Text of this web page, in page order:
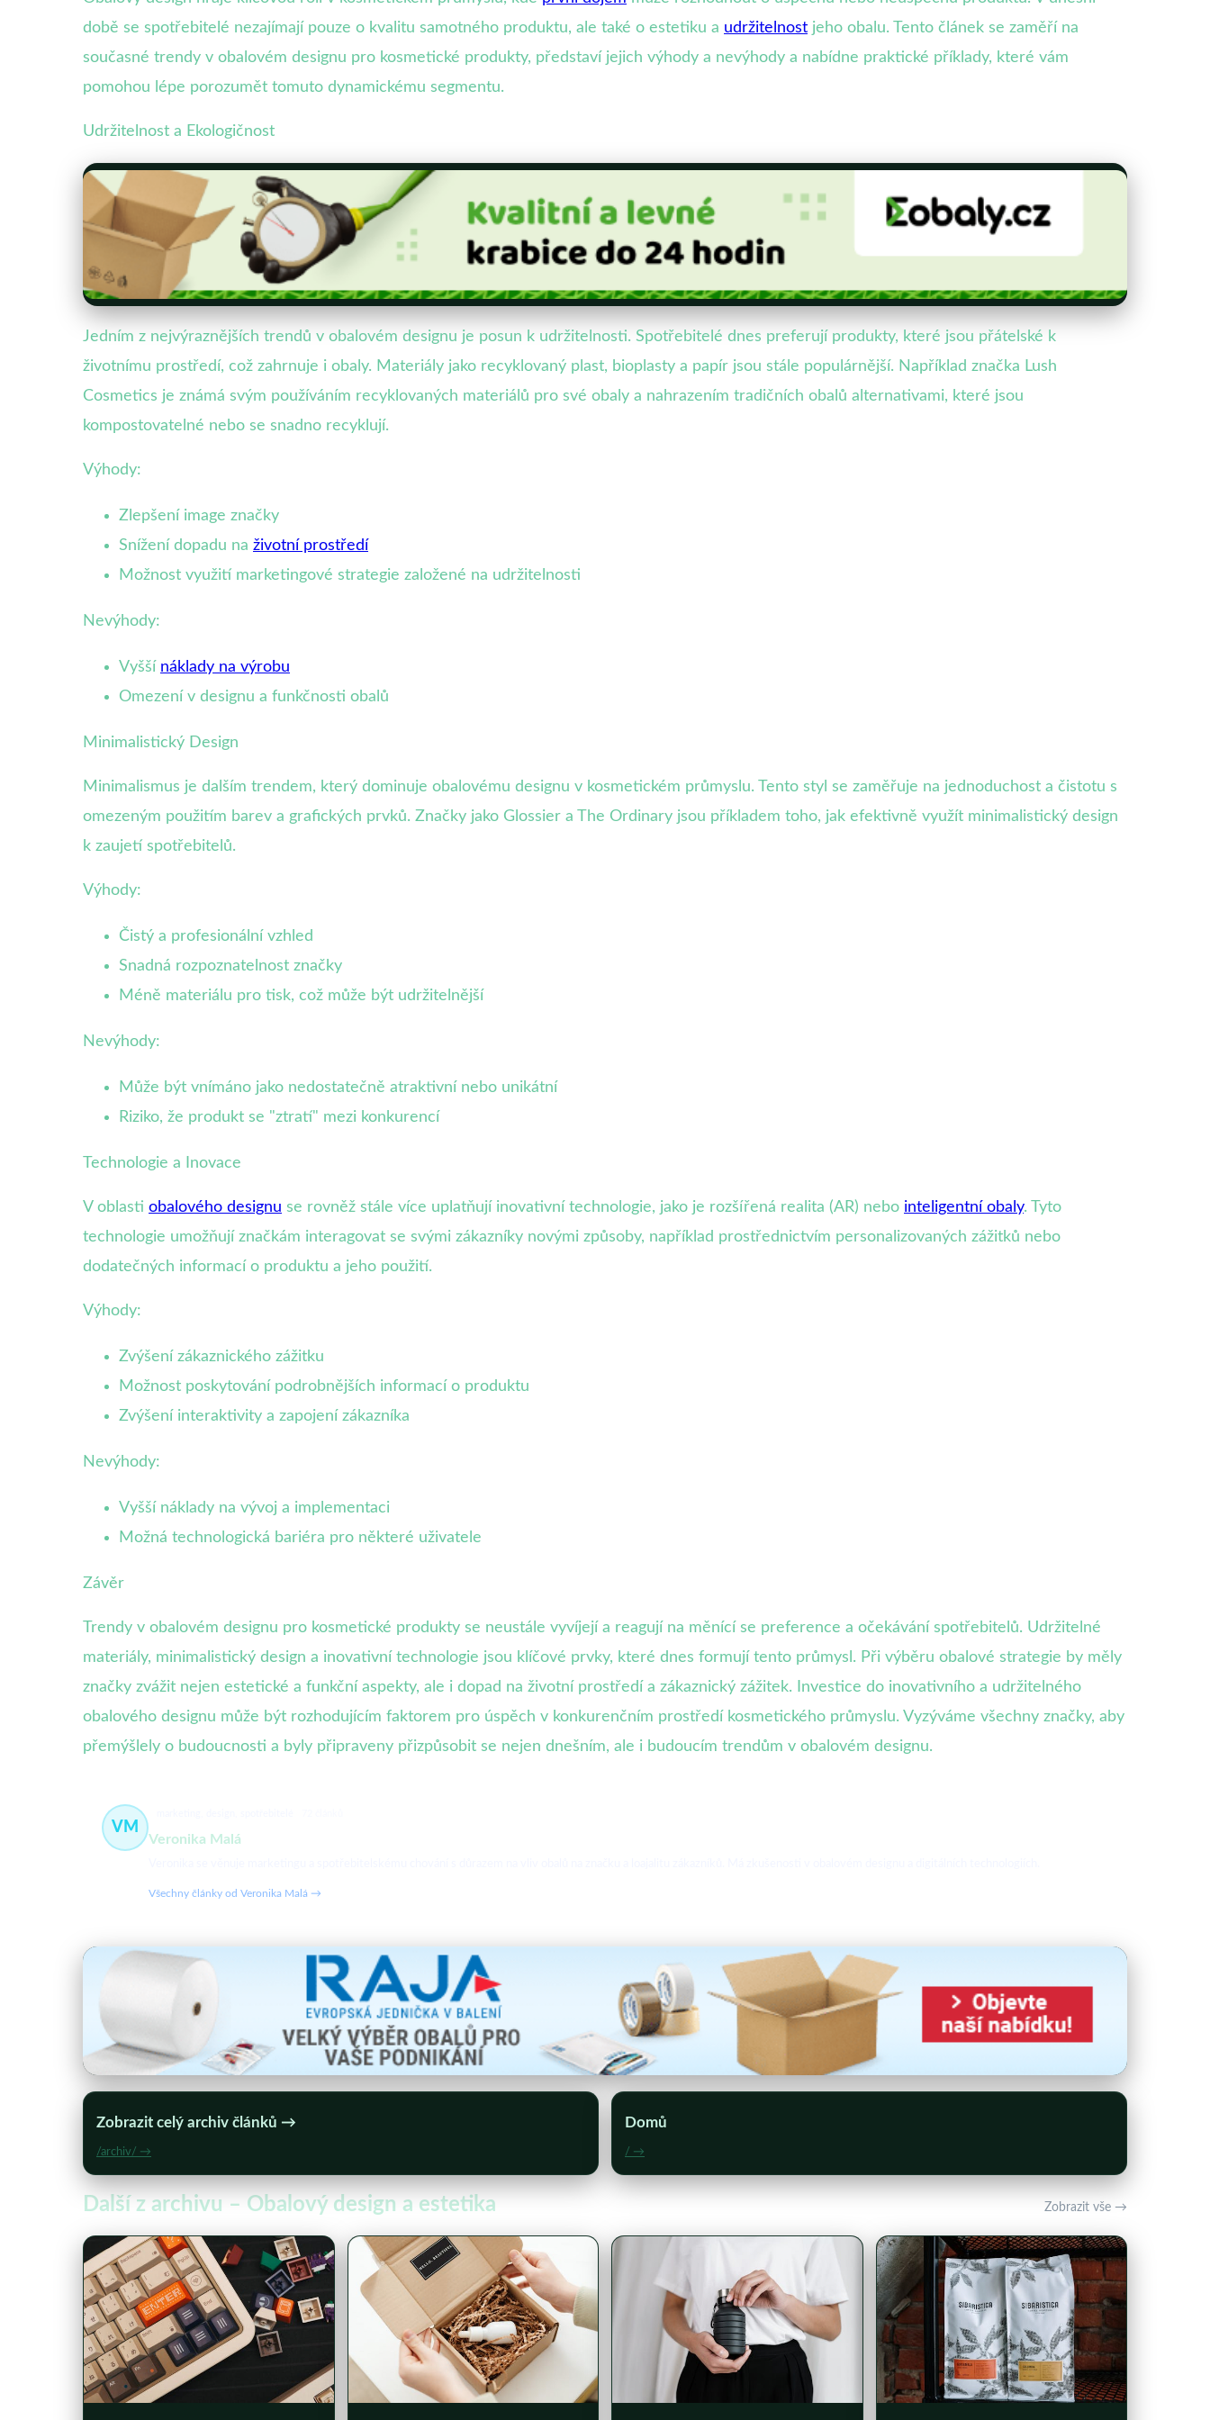
době se spotřebitelé nezajímají pouze o kvalitu samotného produktu, ale také o estetiku a udržitelnost jeho obalu. Tento článek se zaměří na
současné trendy v obalovém designu pro kosmetické produkty, představí jejich výhody a nevýhody a nabídne praktické příklady, které vám
pomohou lépe porozumět tomuto dynamickému segmentu.
Udržitelnost a Ekologičnost
Jedním z nejvýraznějších trendů v obalovém designu je posun k udržitelnosti. Spotřebitelé dnes preferují produkty, které jsou přátelské k
životnímu prostředí, což zahrnuje i obaly. Materiály jako recyklovaný plast, bioplasty a papír jsou stále populárnější. Například značka Lush
Cosmetics je známá svým používáním recyklovaných materiálů pro své obaly a nahrazením tradičních obalů alternativami, které jsou
kompostovatelné nebo se snadno recyklují.
Výhody:
Zlepšení image značky
Snížení dopadu na životní prostředí
Možnost využití marketingové strategie založené na udržitelnosti
Nevýhody:
Vyšší náklady na výrobu
Omezení v designu a funkčnosti obalů
Minimalistický Design
Minimalismus je dalším trendem, který dominuje obalovému designu v kosmetickém průmyslu. Tento styl se zaměřuje na jednoduchost a čistotu s
omezeným použitím barev a grafických prvků. Značky jako Glossier a The Ordinary jsou příkladem toho, jak efektivně využít minimalistický design
k zaujetí spotřebitelů.
Výhody:
Čistý a profesionální vzhled
Snadná rozpoznatelnost značky
Méně materiálu pro tisk, což může být udržitelnější
Nevýhody:
Může být vnímáno jako nedostatečně atraktivní nebo unikátní
Riziko, že produkt se "ztratí" mezi konkurencí
Technologie a Inovace
V oblasti obalového designu se rovněž stále více uplatňují inovativní technologie, jako je rozšířená realita (AR) nebo inteligentní obaly. Tyto
technologie umožňují značkám interagovat se svými zákazníky novými způsoby, například prostřednictvím personalizovaných zážitků nebo
dodatečných informací o produktu a jeho použití.
Výhody:
Zvýšení zákaznického zážitku
Možnost poskytování podrobnějších informací o produktu
Zvýšení interaktivity a zapojení zákazníka
Nevýhody:
Vyšší náklady na vývoj a implementaci
Možná technologická bariéra pro některé uživatele
Závěr
Trendy v obalovém designu pro kosmetické produkty se neustále vyvíjejí a reagují na měnící se preference a očekávání spotřebitelů. Udržitelné
materiály, minimalistický design a inovativní technologie jsou klíčové prvky, které dnes formují tento průmysl. Při výběru obalové strategie by měly
značky zvážit nejen estetické a funkční aspekty, ale i dopad na životní prostředí a zákaznický zážitek. Investice do inovativního a udržitelného
obalového designu může být rozhodujícím faktorem pro úspěch v konkurenčním prostředí kosmetického průmyslu. Vyzýváme všechny značky, aby
přemýšlely o budoucnosti a byly připraveny přizpůsobit se nejen dnešním, ale i budoucím trendům v obalovém designu.
VM
Veronika Malá
Všechny články od Veronika Malá →
Zobrazit celý archiv článků →
/archiv/ →
Domů
/ →
Další z archivu – Obalový design a estetika Zobrazit vše →